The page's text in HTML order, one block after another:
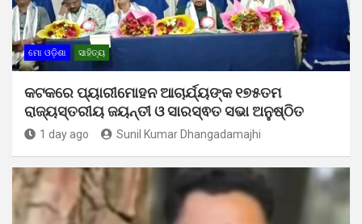
ମୋ ଓଡ଼ିଶା ସାହିତ୍ୟ
କଟକରେ ପ୍ୟାରୀମୋହନ ଆଚାର୍ଯ୍ୟଙ୍କ ୧୭୫ତମ
ରାଜ୍ୟସ୍ତରୀୟ ଜୟନ୍ତୀ ଓ ସାରସ୍ଵତ ସଭା ଅନୁଷ୍ଠିତ
1 day ago Sunil Kumar Dhangadamajhi